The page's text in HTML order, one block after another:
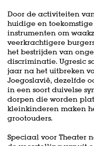
Door de activiteiten
huidige en
instrumenten om
veerkrachtigere
het bestrijden van
discriminatie. Ugresic
jaar na het uitbreken
Joegoslavië, dezelfde
in een soort duivelse
dorpen die worden
kleinkinderen maken
grootouders.
Speciaal voor Theater